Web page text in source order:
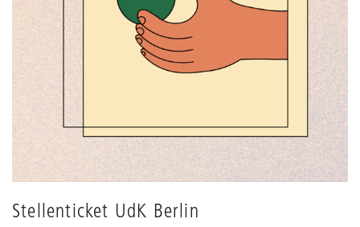
Stellenticket UdK Berlin